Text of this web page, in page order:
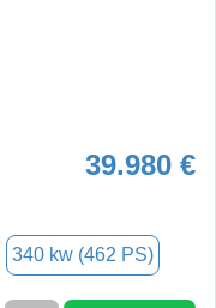
39.980 €
340 kw (462 PS)